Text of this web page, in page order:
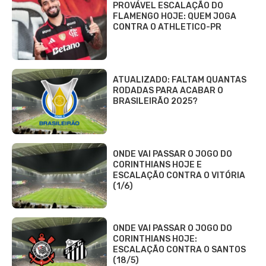
PROVÁVEL ESCALAÇÃO DO
FLAMENGO HOJE: QUEM JOGA
CONTRA O ATHLETICO-PR
ATUALIZADO: FALTAM QUANTAS
RODADAS PARA ACABAR O
BRASILEIRÃO 2025?
ONDE VAI PASSAR O JOGO DO
CORINTHIANS HOJE E
ESCALAÇÃO CONTRA O VITÓRIA
(1/6)
ONDE VAI PASSAR O JOGO DO
CORINTHIANS HOJE:
ESCALAÇÃO CONTRA O SANTOS
(18/5)